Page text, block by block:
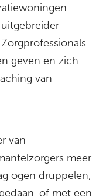
geven en zich
van
van
meer
ogen druppelen,
of met een